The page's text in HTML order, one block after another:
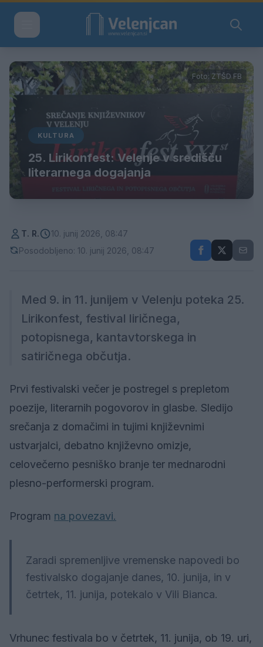
Foto: ZTŠD FB
KULTURA
25. Lirikonfest: Velenje v središču
literarnega dogajanja
T. R.
10. junij 2026, 08:47
Posodobljeno: 10. junij 2026, 08:47
Med 9. in 11. junijem v Velenju poteka 25.
Lirikonfest, festival liričnega,
potopisnega, kantavtorskega in
satiričnega občutja.
Prvi festivalski večer je postregel s prepletom
poezije, literarnih pogovorov in glasbe. Sledijo
srečanja z domačimi in tujimi književnimi
ustvarjalci, debatno književno omizje,
celovečerno pesniško branje ter mednarodni
plesno-performerski program.
Program na povezavi.
Zaradi spremenljive vremenske napovedi bo
festivalsko dogajanje danes, 10. junija, in v
četrtek, 11. junija, potekalo v Vili Bianca.
Vrhunec festivala bo v četrtek, 11. junija, ob 19. uri,